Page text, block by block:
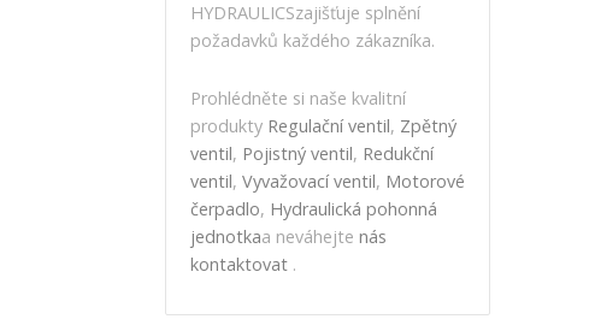
HYDRAULICSzajišťuje splnění
požadavků každého zákazníka.
Prohlédněte si naše kvalitní
produkty Regulační ventil, Zpětný
ventil, Pojistný ventil, Redukční
ventil, Vyvažovací ventil, Motorové
čerpadlo, Hydraulická pohonná
jednotkaa neváhejte nás
kontaktovat .